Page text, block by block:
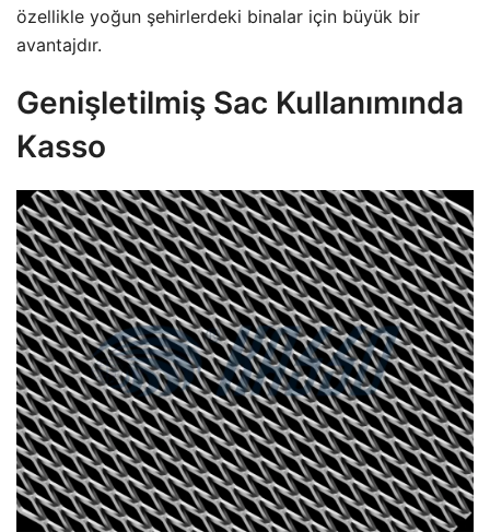
özellikle yoğun şehirlerdeki binalar için büyük bir
avantajdır.
Genişletilmiş Sac Kullanımında
Kasso